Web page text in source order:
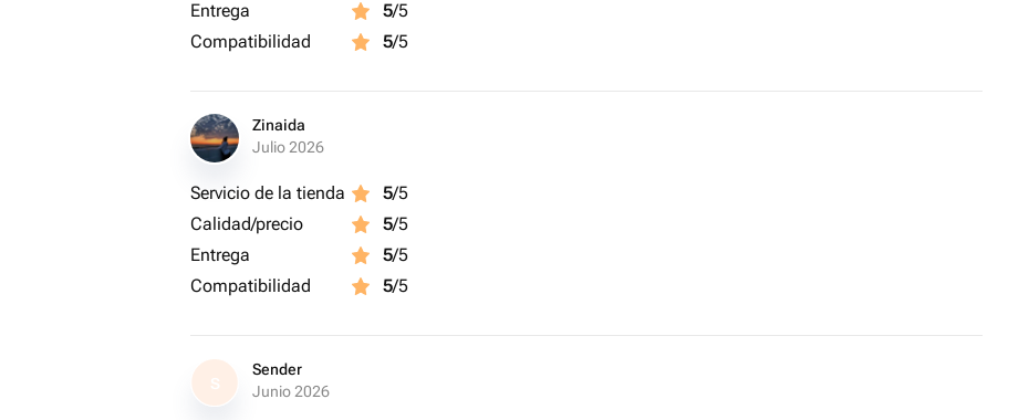
Entrega
5/5
Compatibilidad
5/5
Zinaida
Julio 2026
Servicio de la tienda 5/5
Calidad/precio
5/5
Entrega
5/5
Compatibilidad
5/5
S
Sender
Junio 2026